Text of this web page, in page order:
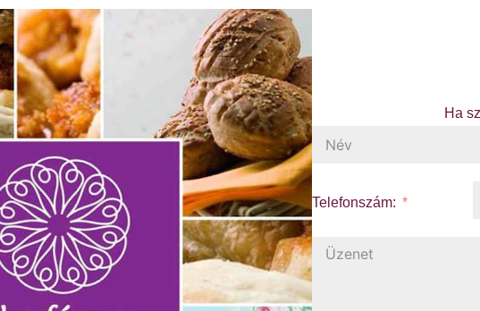
Ha
Telefonszám: